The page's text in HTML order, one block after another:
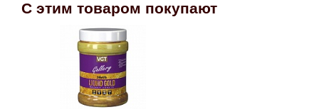
С этим товаром покупают